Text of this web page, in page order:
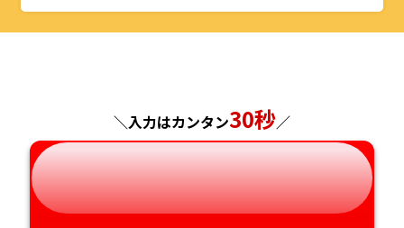
山形県
千葉県
神奈川県
福井県
長野県
岐阜県
静岡県
京都府
兵庫県
奈良県
和歌山県
島根県
広島県
山口県
徳島県
福岡県
長崎県
熊本県
大分県
＼入力はカンタン30秒／